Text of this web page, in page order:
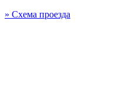
» Схема проезда